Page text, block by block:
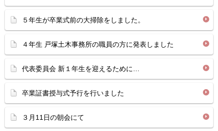
５年生が卒業式前の大掃除をしました。
４年生 戸塚土木事務所の職員の方に発表しました
代表委員会 新１年生を迎えるために…
卒業証書授与式予行を行いました
３月11日の朝会にて